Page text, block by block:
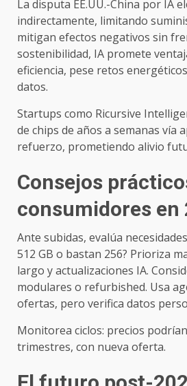
La disputa EE.UU.-China por IA
indirectamente, limitando
mitigan efectos negativos sin
sostenibilidad, IA promete
eficiencia, pese retos
datos.
Startups como Ricursive
de chips de años a semanas vía
refuerzo, prometiendo alivio
Consejos
consumidores en
Ante subidas, evalúa
512 GB o bastan 256? Prioriza
largo y actualizaciones IA.
modulares o refurbished. Usa
ofertas, pero verifica datos
Monitorea ciclos: precios
trimestres, con nueva oferta.